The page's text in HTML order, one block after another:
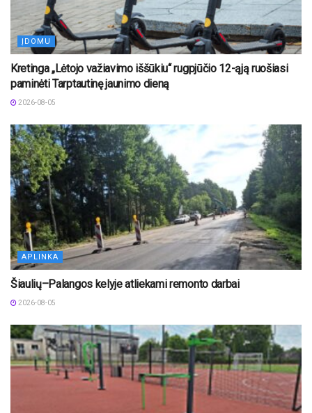
ĮDOMU
Kretinga „Lėtojo važiavimo iššūkiu“ rugpjūčio 12-ąją ruošiasi
paminėti Tarptautinę jaunimo dieną
2026-08-05
APLINKA
Šiaulių–Palangos kelyje atliekami remonto darbai
2026-08-05